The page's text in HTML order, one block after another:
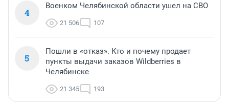
4
Военком Челябинской области ушел на СВО
21 506 107
5
Пошли в «отказ». Кто и почему продает
пункты выдачи заказов Wildberries в
Челябинске
21 345 193